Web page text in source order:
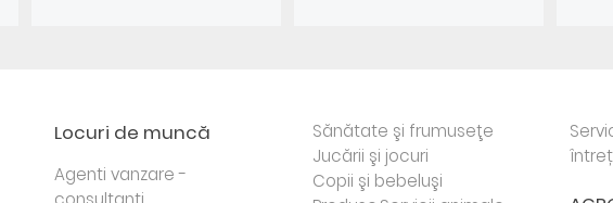
Locuri de muncă
Agenti vanzare -
Sănătate şi frumuseţe
Jucării şi jocuri
Copii şi bebeluşi